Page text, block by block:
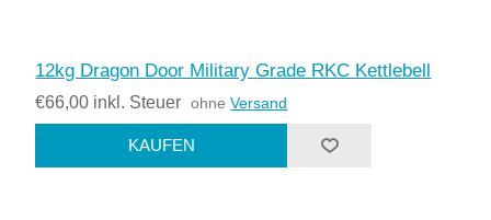
12kg Dragon Door Military Grade RKC Kettlebell
€66,00 inkl. Steuer ohneVersand